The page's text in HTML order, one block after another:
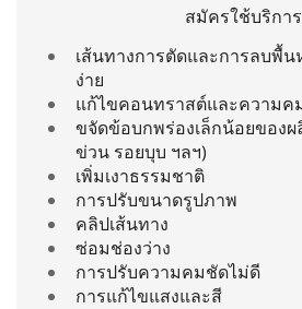
สมัครใช้บริกา
เส้นทางการตัดและการลบพื้
ง่าย
แก้ไขคอนทราสต์และความค
ขจัดข้อบกพร่องเล็กน้อยของ
ข่วน รอยบุบ ฯลฯ)
เพิ่มเงาธรรมชาติ
การปรับขนาดรูปภาพ
คลิปเส้นทาง
ซ่อมช่องว่าง
การปรับความคมชัดไม่ดี
การแก้ไขแสงและสี